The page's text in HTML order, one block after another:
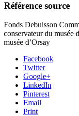
Référence source
Fonds Debuisson
conservateur du musée
musée d’Orsay
Facebook
Twitter
Google+
LinkedIn
Pinterest
Email
Print